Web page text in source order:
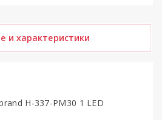
и характеристики
H-337-PM30 1 LED